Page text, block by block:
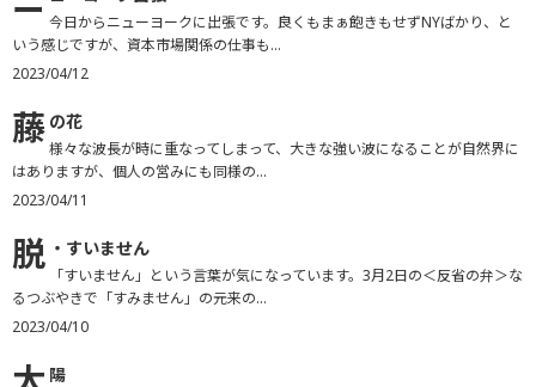
今日からニューヨークに出張です。良くもまぁ飽きもせずNYばかり、と
いう感じですが、資本市場関係の仕事も...
2023/04/12
藤 の花
様々な波長が時に重なってしまって、大きな強い波になることが自然界に
はありますが、個人の営みにも同様の...
2023/04/11
脱 ・すいません
「すいません」という言葉が気になっています。3月2日の＜反省の弁＞な
るつぶやきで「すみません」の元来の...
2023/04/10
陽